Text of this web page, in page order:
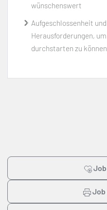
wünschenswert
Aufgeschlossenheit
Herausforderungen,
durchstarten zu können
Job